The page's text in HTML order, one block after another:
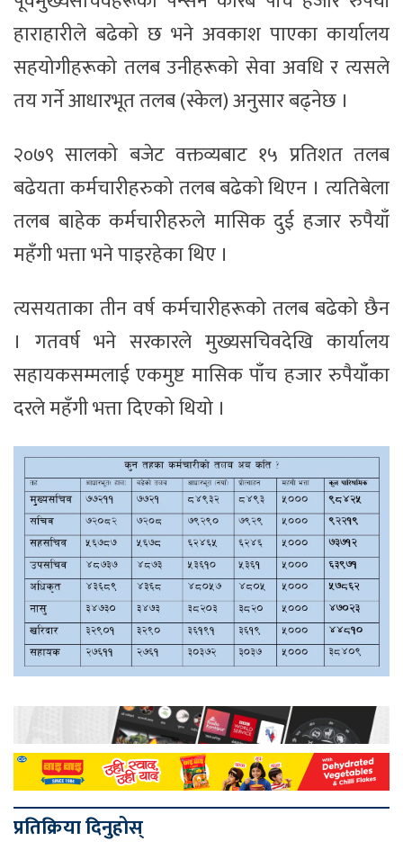
हाराहारीले बढेको छ भने अवकाश पाएका कार्यालय
सहयोगीहरूको तलब उनीहरूको सेवा अवधि र त्यसले
तय गर्ने आधारभूत तलब (स्केल) अनुसार बढ्नेछ ।
२०७९ सालको बजेट वक्तव्यबाट १५ प्रतिशत तलब
बढेयता कर्मचारीहरुको तलब बढेको थिएन । त्यतिबेला
तलब बाहेक कर्मचारीहरुले मासिक दुई हजार रुपैयाँ
महँगी भत्ता भने पाइरहेका थिए ।
त्यसयताका तीन वर्ष कर्मचारीहरूको तलब बढेको छैन
। गतवर्ष भने सरकारले मुख्यसचिवदेखि कार्यालय
सहायकसम्मलाई एकमुष्ट मासिक पाँच हजार रुपैयाँका
दरले महँगी भत्ता दिएको थियो ।
प्रतिक्रिया दिनुहोस्